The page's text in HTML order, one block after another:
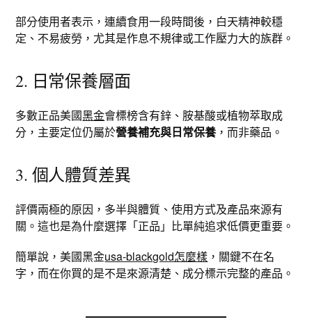
部分使用者表示，連續食用一段時間後，白天精神較穩
定、不易疲勞，尤其是作息不規律或工作壓力大的族群。
2. 日常保養層面
多數正品美國黑金會標榜含有鋅、胺基酸或植物萃取成
分，主要定位仍屬於營養補充與日常保養 ，而非藥品。
3. 個人體質差異
評價兩極的原因，多半與體質、使用方式及產品來源有
關。這也是為什麼選擇「正品」比單純追求低價更重要。
簡單說，美國黑金usa-blackgold怎麼樣 ，關鍵不在名
字，而在你買的是不是來源清楚、成分標示完整的產品。